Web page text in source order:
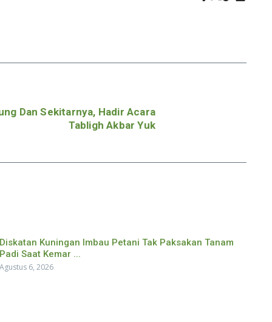
Dan Sekitarnya, Hadir Acara
Tabligh Akbar Yuk
Diskatan Kuningan Imbau Petani Tak Paksakan Tanam
Padi Saat Kemar ...
Agustus 6, 2026